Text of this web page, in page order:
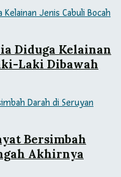
Diduga Kelainan
Laki Dibawah
Bersimbah
Akhirnya